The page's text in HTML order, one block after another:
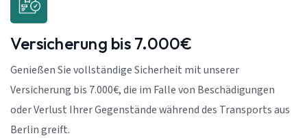
Versicherung bis 7.000€
Genießen Sie vollständige Sicherheit mit unserer
Versicherung bis 7.000€, die im Falle von Beschädigungen
oder Verlust Ihrer Gegenstände während des Transports aus
Berlin greift.